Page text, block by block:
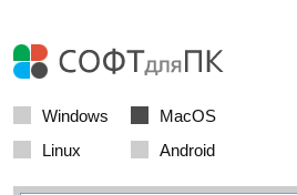
Windows
MacOS
Linux
Android